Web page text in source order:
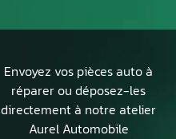
Envoyez vos pièces auto à
réparer ou déposez-les
directement à notre atelier
Aurel Automobile